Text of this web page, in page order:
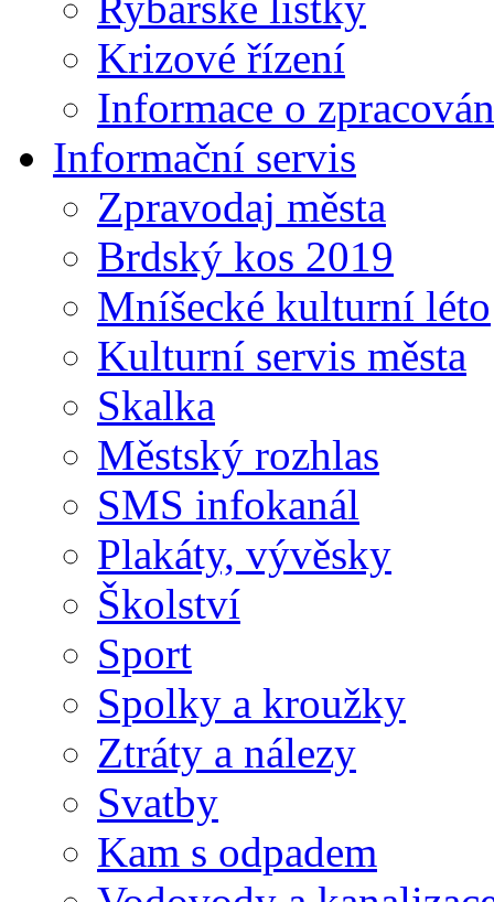
Krizové řízení
Informace o
Informační servis
Zpravodaj města
Brdský kos 2019
Mníšecké kulturní léto
Kulturní servis města
Skalka
Městský rozhlas
SMS infokanál
Plakáty, vývěsky
Školství
Sport
Spolky a kroužky
Ztráty a nálezy
Svatby
Kam s odpadem